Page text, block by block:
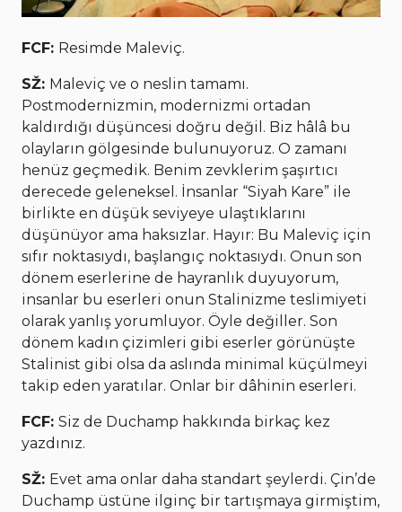
FCF: Resimde Maleviç.
SŽ: Maleviç ve o neslin tamamı.
Postmodernizmin, modernizmi ortadan
kaldırdığı düşüncesi doğru değil. Biz hâlâ bu
olayların gölgesinde bulunuyoruz. O zamanı
henüz geçmedik. Benim zevklerim şaşırtıcı
derecede geleneksel. İnsanlar “Siyah Kare” ile
birlikte en düşük seviyeye ulaştıklarını
düşünüyor ama haksızlar. Hayır: Bu Maleviç için
sıfır noktasıydı, başlangıç noktasıydı. Onun son
dönem eserlerine de hayranlık duyuyorum,
insanlar bu eserleri onun Stalinizme teslimiyeti
olarak yanlış yorumluyor. Öyle değiller. Son
dönem kadın çizimleri gibi eserler görünüşte
Stalinist gibi olsa da aslında minimal küçülmeyi
takip eden yaratılar. Onlar bir dâhinin eserleri.
FCF: Siz de Duchamp hakkında birkaç kez
yazdınız.
SŽ: Evet ama onlar daha standart şeylerdi. Çin’de
Duchamp üstüne ilginç bir tartışmaya girmiştim,